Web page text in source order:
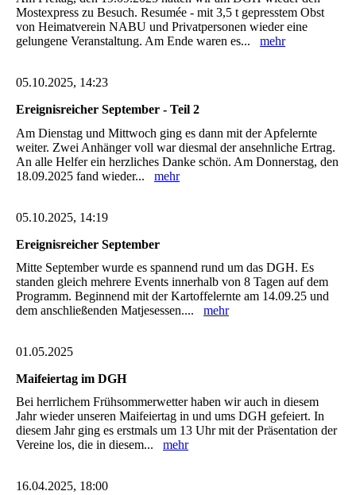
Mostexpress zu Besuch. Resumée - mit 3,5 t gepresstem Obst
von Heimatverein NABU und Privatpersonen wieder eine
gelungene Veranstaltung. Am Ende waren es... mehr
05.10.2025, 14:23
Ereignisreicher September - Teil 2
Am Dienstag und Mittwoch ging es dann mit der Apfelernte
weiter. Zwei Anhänger voll war diesmal der ansehnliche Ertrag.
An alle Helfer ein herzliches Danke schön. Am Donnerstag, den
18.09.2025 fand wieder... mehr
05.10.2025, 14:19
Ereignisreicher September
Mitte September wurde es spannend rund um das DGH. Es
standen gleich mehrere Events innerhalb von 8 Tagen auf dem
Programm. Beginnend mit der Kartoffelernte am 14.09.25 und
dem anschließenden Matjesessen.... mehr
01.05.2025
Maifeiertag im DGH
Bei herrlichem Frühsommerwetter haben wir auch in diesem
Jahr wieder unseren Maifeiertag in und ums DGH gefeiert. In
diesem Jahr ging es erstmals um 13 Uhr mit der Präsentation der
Vereine los, die in diesem... mehr
16.04.2025, 18:00